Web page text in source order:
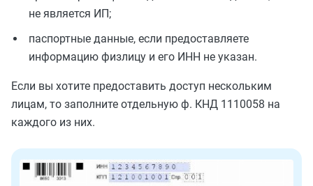
не является ИП;
паспортные данные, если предоставляете
информацию физлицу и его ИНН не указан.
Если вы хотите предоставить доступ нескольким
лицам, то заполните отдельную ф. КНД 1110058 на
каждого из них.